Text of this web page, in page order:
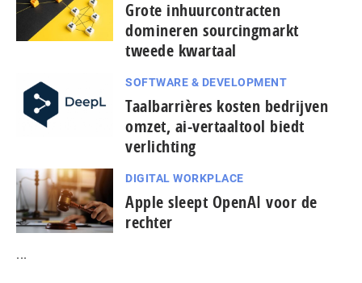
Grote inhuurcontracten
domineren sourcingmarkt
tweede kwartaal
SOFTWARE & DEVELOPMENT
Taal­bar­ri­è­res kosten bedrijven
omzet, ai-vertaaltool biedt
verlichting
DIGITAL WORKPLACE
Apple sleept OpenAI voor de
rechter
...